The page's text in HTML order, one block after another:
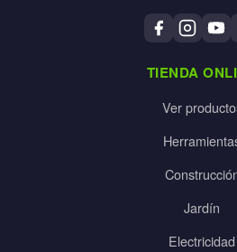
TIENDA
Ver
Jardín
Electricidad